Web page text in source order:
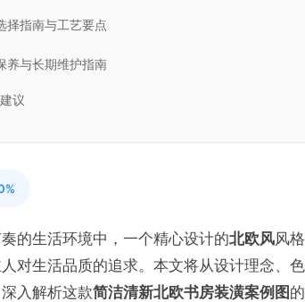
择指南与工艺要点
养与长期维护指南
议
的生活环境中，一个精心设计的北欧风风格
对生活品质的追求。本文将从设计理念、
入解析这款简洁清新北欧书房装潢案例图